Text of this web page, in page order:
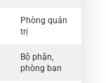
Phòng quản
trị
Bộ phận,
phòng ban